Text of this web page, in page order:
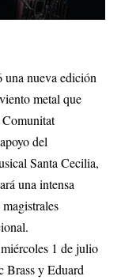
una nueva edición
metal que
del
Santa Cecilia,
una intensa
.
1 de julio
Brass y Eduard